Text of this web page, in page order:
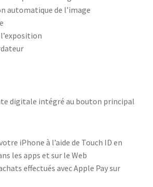
automatique de l’image
digitale intégré au bouton principal
iPhone à l’aide de Touch ID en
les apps et sur le Web
effectués avec Apple Pay sur